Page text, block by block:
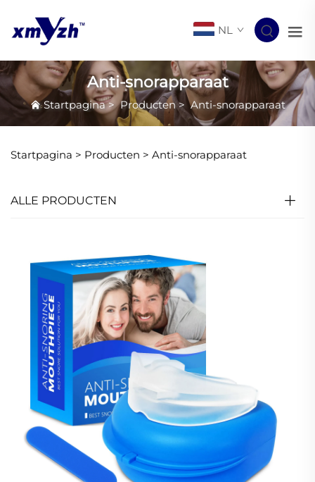
NL
Anti-snorapparaat
Startpagina>Producten>Anti-snorapparaat
Startpagina > Producten > Anti-snorapparaat
ALLE PRODUCTEN